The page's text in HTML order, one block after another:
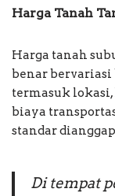
Harga Tanah
Harga tanah
benar bervariasi
termasuk lokasi,
biaya
standar
Di tempat